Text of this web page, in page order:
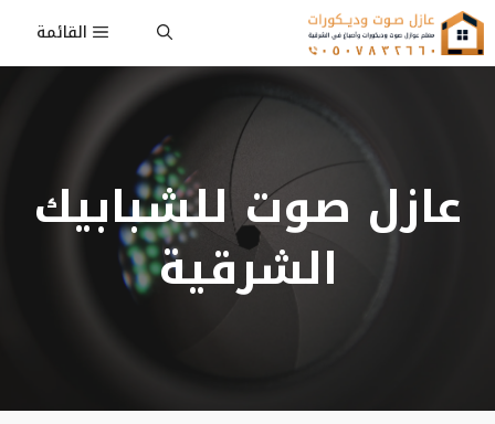
انتقل
إلى
المحتوى
القائمة
عازل صوت للشبابيك
الشرقية